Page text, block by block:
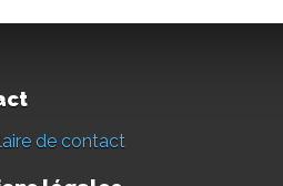
de contact